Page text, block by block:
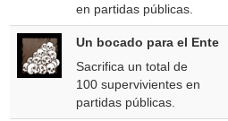
en partidas públicas.
Un bocado para el Ente
Sacrifica un total de
100 supervivientes en
partidas públicas.